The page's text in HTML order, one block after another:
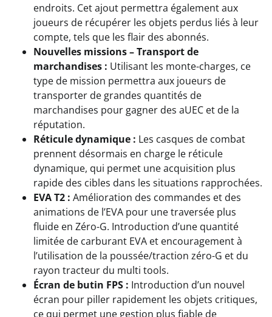
endroits. Cet ajout permettra également aux
joueurs de récupérer les objets perdus liés à leur
compte, tels que les flair des abonnés.
Nouvelles missions – Transport de
marchandises : Utilisant les monte-charges, ce
type de mission permettra aux joueurs de
transporter de grandes quantités de
marchandises pour gagner des aUEC et de la
réputation.
Réticule dynamique : Les casques de combat
prennent désormais en charge le réticule
dynamique, qui permet une acquisition plus
rapide des cibles dans les situations rapprochées.
EVA T2 : Amélioration des commandes et des
animations de l’EVA pour une traversée plus
fluide en Zéro-G. Introduction d’une quantité
limitée de carburant EVA et encouragement à
l’utilisation de la poussée/traction zéro-G et du
rayon tracteur du multi tools.
Écran de butin FPS : Introduction d’un nouvel
écran pour piller rapidement les objets critiques,
ce qui permet une gestion plus fiable de